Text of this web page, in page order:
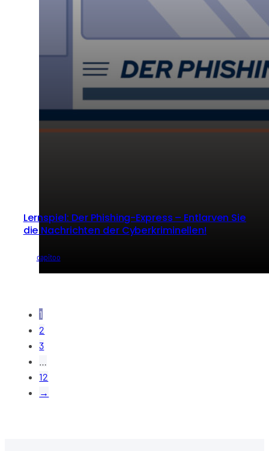
Lernspiel: Der Phishing-Express – Entlarven Sie
die Nachrichten der Cyberkriminellen!
capitoo
1
2
3
12
→